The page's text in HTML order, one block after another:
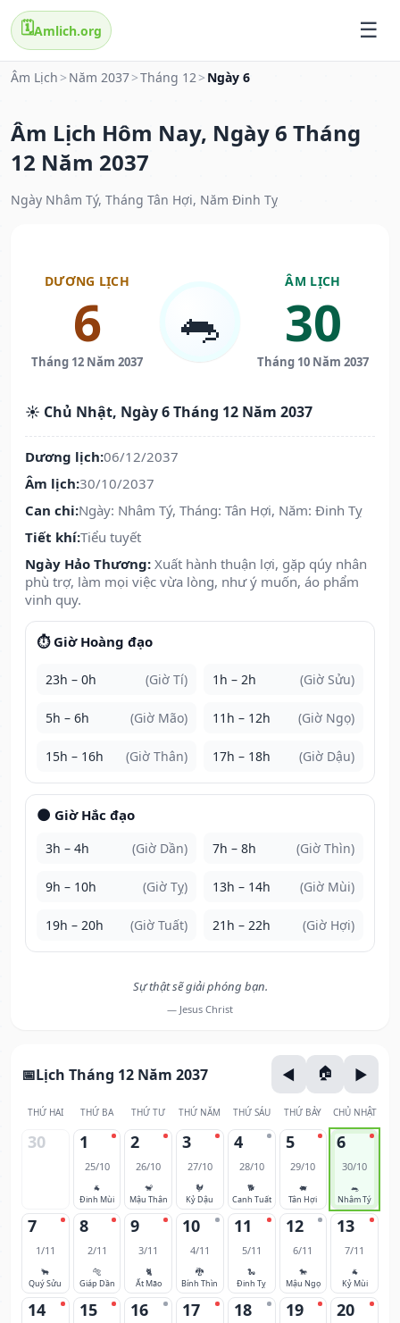
🗓️Amlich.org
Âm Lịch > Năm 2037>Tháng 12> Ngày 6
Âm Lịch Hôm Nay, Ngày 6 Tháng
12 Năm 2037
Ngày Nhâm Tý, Tháng Tân Hợi, Năm Đinh Tỵ
DƯƠNG LỊCH
6
Tháng 12 Năm 2037
🐀
ÂM LỊCH
30
Tháng 10 Năm 2037
☀️ Chủ Nhật, Ngày 6 Tháng 12 Năm 2037
Dương lịch:06/12/2037
Âm lịch:30/10/2037
Can chi:Ngày: Nhâm Tý, Tháng: Tân Hợi, Năm: Đinh Tỵ
Tiết khí:Tiểu tuyết
Ngày Hảo Thương: Xuất hành thuận lợi, gặp qúy nhân
phù trợ, làm mọi việc vừa lòng, như ý muốn, áo phẩm
vinh quy.
⏱️ Giờ Hoàng đạo
23h – 0h (Giờ Tí) 1h – 2h (Giờ Sửu)
5h – 6h (Giờ Mão) 11h – 12h (Giờ Ngọ)
15h – 16h (Giờ Thân) 17h – 18h (Giờ Dậu)
🌑 Giờ Hắc đạo
3h – 4h (Giờ Dần) 7h – 8h (Giờ Thìn)
9h – 10h (Giờ Tỵ) 13h – 14h (Giờ Mùi)
19h – 20h (Giờ Tuất) 21h – 22h (Giờ Hợi)
Sự thật sẽ giải phóng bạn.
— Jesus Christ
Lịch Tháng 12 Năm 2037
THỨ HAI THỨ BA THỨ TƯ THỨ NĂM THỨ SÁU THỨ BẢY CHỦ NHẬT
30 1
25/10
🐐
Đinh Mùi
2
26/10
🐒
Mậu Thân
3
27/10
🐓
Kỷ Dậu
4
28/10
🐕
Canh Tuất
5
29/10
🐖
Tân Hợi
6
30/10
🐀
Nhâm Tý
7
1/11
🐂
Quý Sửu
8
2/11
🐅
Giáp Dần
9
3/11
🐈
Ất Mão
10
4/11
🐉
Bính Thìn
11
5/11
🐍
Đinh Tỵ
12
6/11
🐎
Mậu Ngọ
13
7/11
🐐
Kỷ Mùi
14 15 16 17 18 19 20